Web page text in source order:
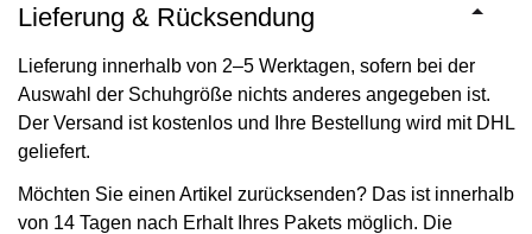
Lieferung & Rücksendung
Lieferung innerhalb von 2–5 Werktagen, sofern bei der
Auswahl der Schuhgröße nichts anderes angegeben ist.
Der Versand ist kostenlos und Ihre Bestellung wird mit DHL
geliefert.
Möchten Sie einen Artikel zurücksenden? Das ist innerhalb
von 14 Tagen nach Erhalt Ihres Pakets möglich. Die